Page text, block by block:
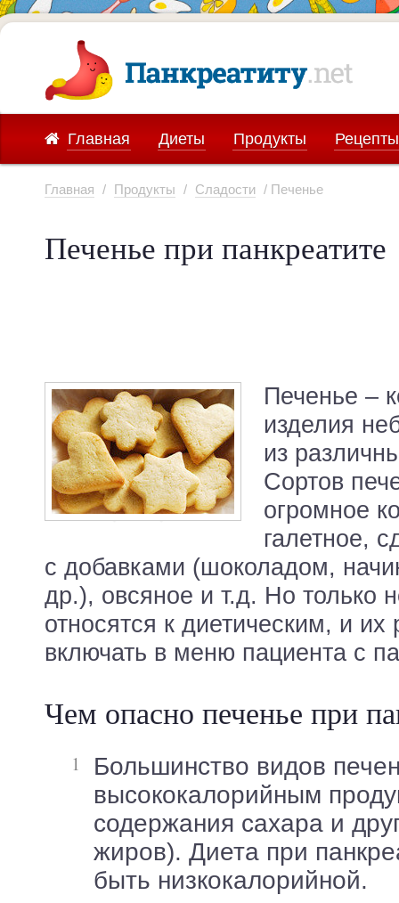
Главная Диеты Продукты Рецепты
Главная / Продукты / Сладости / Печенье
Печенье при панкреатите
Печенье –
изделия
из
Сортов
огромное
галетное,
с добавками (шоколадом,
др.), овсяное и т.д. Но только
относятся к диетическим, и их
включать в меню пациента с
Чем опасно печенье при
Большинство видов печенья относится к
высококалорийным
содержания сахара и
жиров). Диета при
быть низкокалорийной.